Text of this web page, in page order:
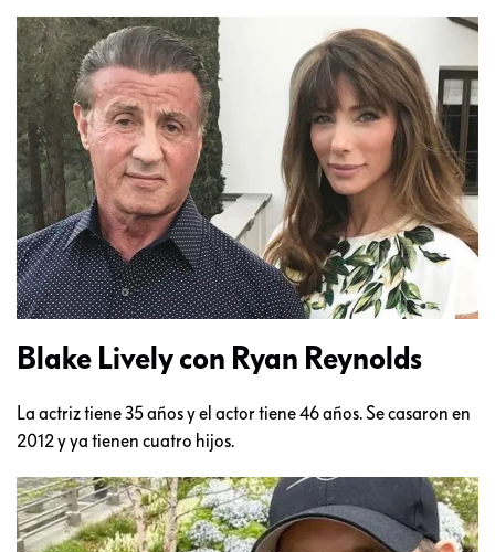
Blake Lively con Ryan Reynolds
La actriz tiene 35 años y el actor tiene 46 años. Se casaron en
2012 y ya tienen cuatro hijos.